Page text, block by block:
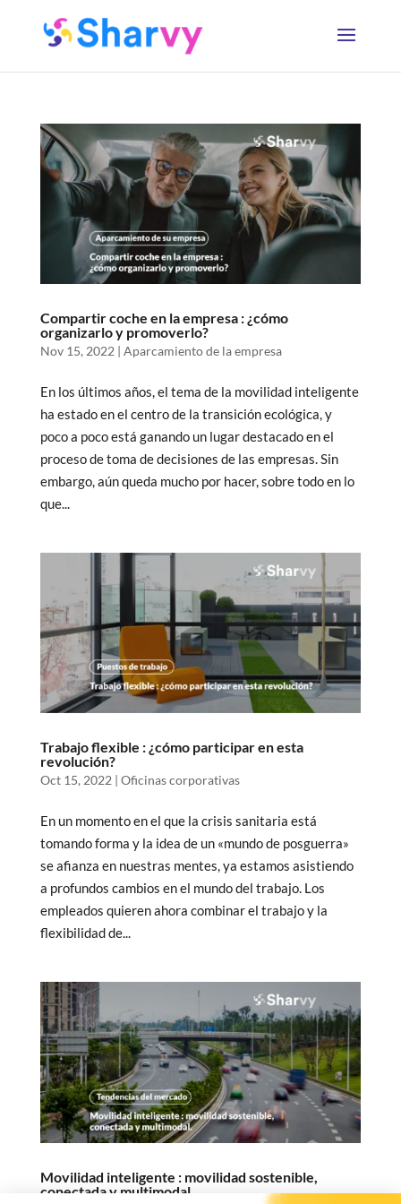
Compartir coche en la empresa : ¿cómo
organizarlo y promoverlo?
Nov 15, 2022 | Aparcamiento de la empresa
En los últimos años, el tema de la movilidad inteligente
ha estado en el centro de la transición ecológica, y
poco a poco está ganando un lugar destacado en el
proceso de toma de decisiones de las empresas. Sin
embargo, aún queda mucho por hacer, sobre todo en lo
que...
Trabajo flexible : ¿cómo participar en esta
revolución?
Oct 15, 2022 | Oficinas corporativas
En un momento en el que la crisis sanitaria está
tomando forma y la idea de un «mundo de posguerra»
se afianza en nuestras mentes, ya estamos asistiendo
a profundos cambios en el mundo del trabajo. Los
empleados quieren ahora combinar el trabajo y la
flexibilidad de...
Movilidad inteligente : movilidad sostenible,
conectada y multimodal